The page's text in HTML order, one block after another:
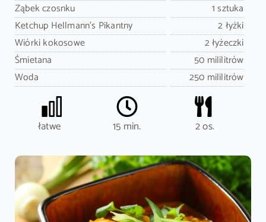
Ząbek czosnku
1 sztuka
Ketchup Hellmann's Pikantny
2 łyżki
Wiórki kokosowe
2 łyżeczki
Śmietana
50 mililitrów
Woda
250 mililitrów
łatwe 15 min. 2 os.